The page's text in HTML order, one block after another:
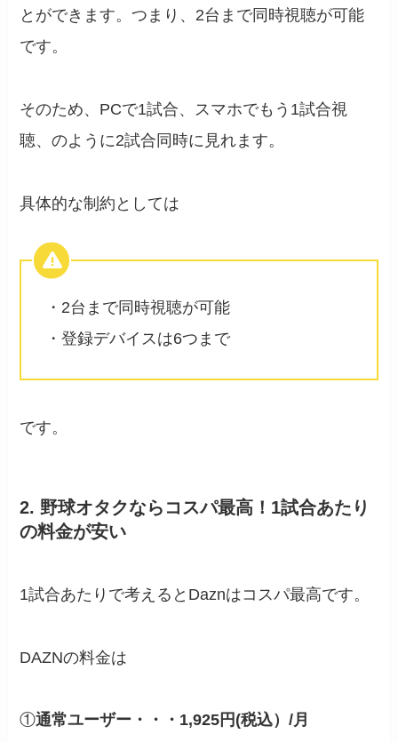
とができます。つまり、2台まで同時視聴が可能
です。
そのため、PCで1試合、スマホでもう1試合視
聴、のように2試合同時に見れます。
具体的な制約としては
・2台まで同時視聴が可能
・登録デバイスは6つまで
です。
2. 野球オタクならコスパ最高！1試合あたり
の料金が安い
1試合あたりで考えるとDaznはコスパ最高です。
DAZNの料金は
①通常ユーザー・・・1,925円(税込）/月